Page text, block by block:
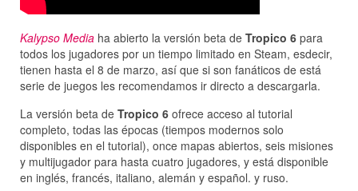
Kalypso Media ha abierto la versión beta de Tropico 6 para
todos los jugadores por un tiempo limitado en Steam, esdecir,
tienen hasta el 8 de marzo, así que si son fanáticos de está
serie de juegos les recomendamos ir directo a descargarla.
La versión beta de Tropico 6 ofrece acceso al tutorial
completo, todas las épocas (tiempos modernos solo
disponibles en el tutorial), once mapas abiertos, seis misiones
y multijugador para hasta cuatro jugadores, y está disponible
en inglés, francés, italiano, alemán y español. y ruso.